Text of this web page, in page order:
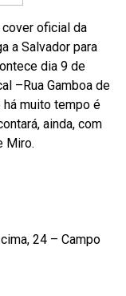
cover oficial da
a Salvador para
dia 9 de
–Rua Gamboa de
há muito tempo é
ainda, com
Miro.
24 – Campo